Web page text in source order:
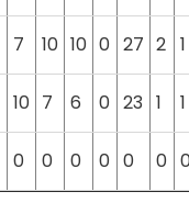
7 10 10 0 27 2 1
10 7 6 0 23 1 1
0 0 0 0 0 0